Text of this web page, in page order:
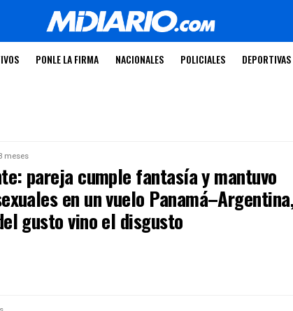
PONLE LA FIRMA NACIONALES POLICIALES DEPORTIVAS
meses
pareja cumple fantasía y mantuvo
en un vuelo Panamá–Argentina,
gusto vino el disgusto